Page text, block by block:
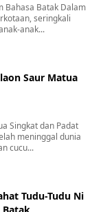
Bahasa Batak Dalam
seringkali
anak...
Saur Matua
Singkat dan Padat
meninggal dunia
cucu...
Tudu-Tudu Ni